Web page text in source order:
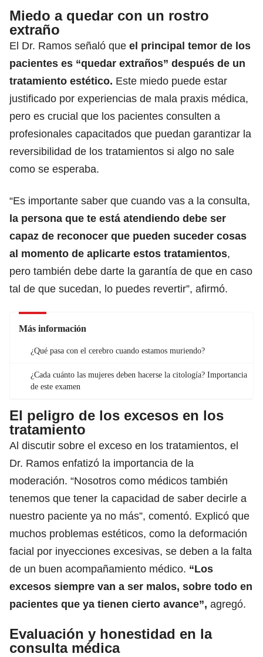
Miedo a quedar con un rostro
extraño
El Dr. Ramos señaló que el principal temor de los
pacientes es “quedar extraños” después de un
tratamiento estético. Este miedo puede estar
justificado por experiencias de mala praxis médica,
pero es crucial que los pacientes consulten a
profesionales capacitados que puedan garantizar la
reversibilidad de los tratamientos si algo no sale
como se esperaba.
“Es importante saber que cuando vas a la consulta,
la persona que te está atendiendo debe ser
capaz de reconocer que pueden suceder cosas
al momento de aplicarte estos tratamientos,
pero también debe darte la garantía de que en caso
tal de que sucedan, lo puedes revertir”, afirmó.
Más información
¿Qué pasa con el cerebro cuando estamos muriendo?
¿Cada cuánto las mujeres deben hacerse la citología? Importancia
de este examen
El peligro de los excesos en los
tratamiento
Al discutir sobre el exceso en los tratamientos, el
Dr. Ramos enfatizó la importancia de la
moderación. “Nosotros como médicos también
tenemos que tener la capacidad de saber decirle a
nuestro paciente ya no más”, comentó. Explicó que
muchos problemas estéticos, como la deformación
facial por inyecciones excesivas, se deben a la falta
de un buen acompañamiento médico. “Los
excesos siempre van a ser malos, sobre todo en
pacientes que ya tienen cierto avance”, agregó.
Evaluación y honestidad en la
consulta médica